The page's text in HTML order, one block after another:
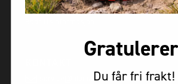
Om Alpina
service@alpina.noDu får fri frakt!